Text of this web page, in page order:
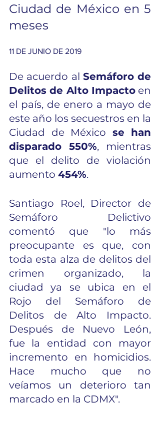
Ciudad de México en 5
meses
11 DE JUNIO DE 2019
De acuerdo al Semáforo de
Delitos de Alto Impacto en
el país, de enero a mayo de
este año los secuestros en la
Ciudad de México se han
disparado 550%, mientras
que el delito de violación
aumento 454%.
Santiago Roel, Director de
Semáforo Delictivo
comentó que "lo más
preocupante es que, con
toda esta alza de delitos del
crimen organizado, la
ciudad ya se ubica en el
Rojo del Semáforo de
Delitos de Alto Impacto.
Después de Nuevo León,
fue la entidad con mayor
incremento en homicidios.
Hace mucho que no
veíamos un deterioro tan
marcado en la CDMX".